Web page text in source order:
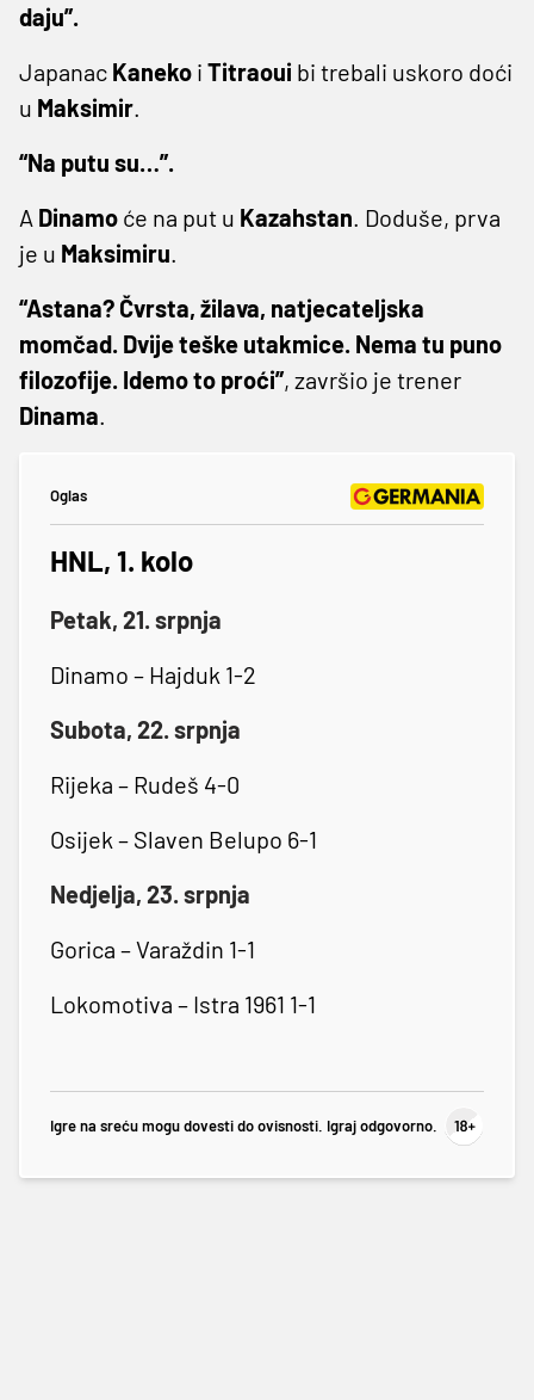
daju”.
Japanac Kaneko i Titraoui bi trebali uskoro doći
u Maksimir.
“Na putu su…”.
A Dinamo će na put u Kazahstan. Doduše, prva
je u Maksimiru.
“Astana? Čvrsta, žilava, natjecateljska
momčad. Dvije teške utakmice. Nema tu puno
filozofije. Idemo to proći”, završio je trener
Dinama.
Oglas
HNL, 1. kolo
Petak, 21. srpnja
Dinamo – Hajduk 1-2
Subota, 22. srpnja
Rijeka – Rudeš 4-0
Osijek – Slaven Belupo 6-1
Nedjelja, 23. srpnja
Gorica – Varaždin 1-1
Lokomotiva – Istra 1961 1-1
Igre na sreću mogu dovesti do ovisnosti. Igraj odgovorno.